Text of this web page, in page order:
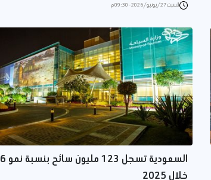
السبت 27/يونيو/2026 - 09:30 م
خلال 2025